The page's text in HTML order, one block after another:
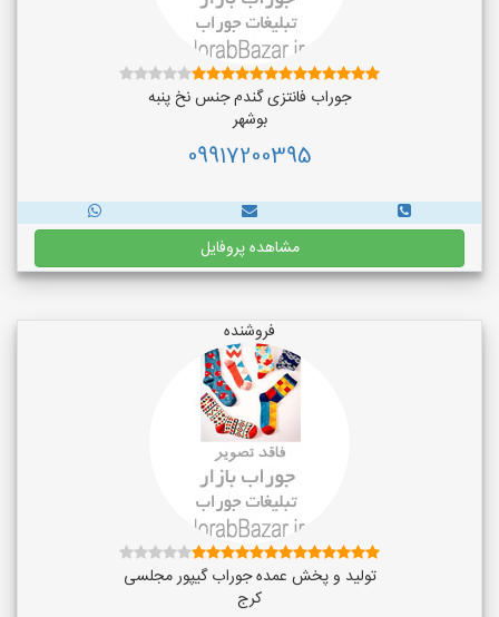
جوراب فانتزی گندم جنس نخ پنبه
بوشهر
09917200395
مشاهده پروفایل
فروشنده
تولید و پخش عمده جوراب گیپور مجلسی
کرج